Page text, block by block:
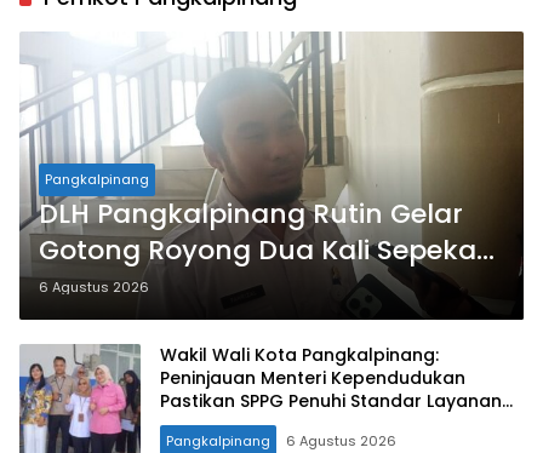
Pangkalpinang
DLH Pangkalpinang Rutin Gelar
Gotong Royong Dua Kali Sepekan,
Percepat Penataan Lingkungan
Kota
6 Agustus 2026
Wakil Wali Kota Pangkalpinang:
Peninjauan Menteri Kependudukan
Pastikan SPPG Penuhi Standar Layanan
MBG
Pangkalpinang 6 Agustus 2026